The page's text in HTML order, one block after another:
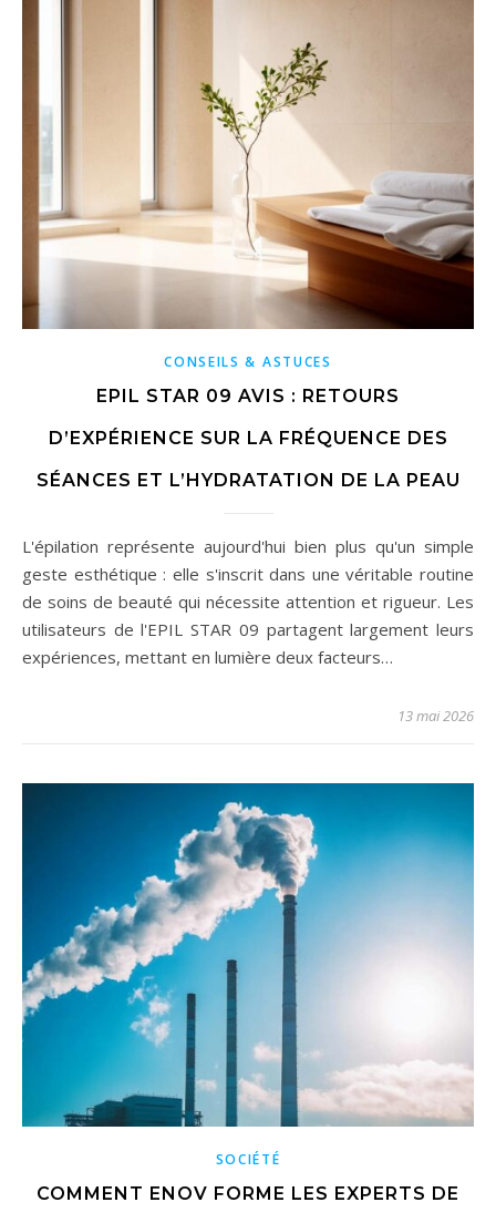
CONSEILS & ASTUCES
EPIL STAR 09 AVIS : RETOURS
D’EXPÉRIENCE SUR LA FRÉQUENCE DES
SÉANCES ET L’HYDRATATION DE LA PEAU
L'épilation représente aujourd'hui bien plus qu'un simple
geste esthétique : elle s'inscrit dans une véritable routine
de soins de beauté qui nécessite attention et rigueur. Les
utilisateurs de l'EPIL STAR 09 partagent largement leurs
expériences, mettant en lumière deux facteurs…
13 mai 2026
SOCIÉTÉ
COMMENT ENOV FORME LES EXPERTS DE